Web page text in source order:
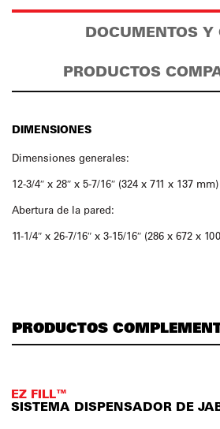
DOCUMENTOS Y
PRODUCTOS
DIMENSIONES
Dimensiones generales:
12-3/4″ x 28″ x 5-7/16″ (324 x 711 x 137 mm)
Abertura de la pared:
11-1/4″ x 26-7/16″ x 3-15/16″ (286 x 672 x
PRODUCTOS
EZ FILL™
SISTEMA DISPENSADOR DE